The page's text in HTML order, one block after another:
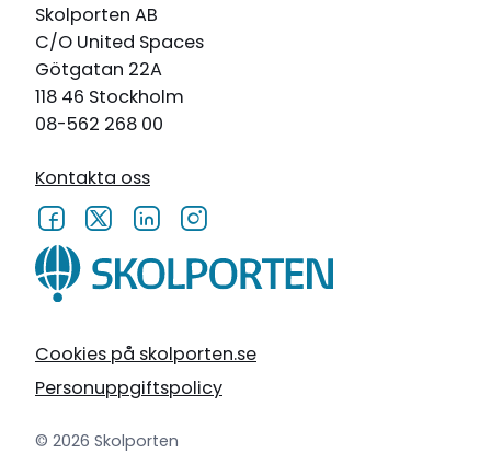
Cookies på skolporten.se
Personuppgiftspolicy
© 2026 Skolporten
Skolporten AB
C/O United Spaces
Götgatan 22A
118 46 Stockholm
08-562 268 00
Kontakta oss